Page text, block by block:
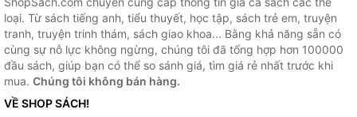
loại. Từ sách tiếng anh, tiểu thuyết, học tập, sách trẻ em, truyện
tranh, truyện trinh thám, sách giao khoa... Bằng khả năng sẵn có
cùng sự nỗ lực không ngừng, chúng tôi đã tổng hợp hơn 100000
đầu sách, giúp bạn có thể so sánh giá, tìm giá rẻ nhất trước khi
mua. Chúng tôi không bán hàng.
VỀ SHOP SÁCH!